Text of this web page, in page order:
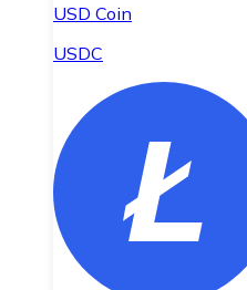
USD Coin
USDC